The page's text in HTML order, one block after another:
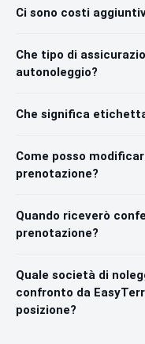
Ci sono costi
Che tipo di
autonoleggio?
Che significa
Come posso
prenotazione?
Quando riceverò
prenotazione?
Quale società di
confronto da
posizione?